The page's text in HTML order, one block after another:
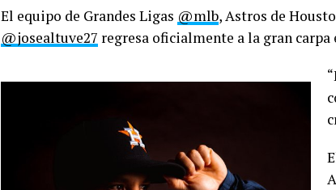
El equipo de Grandes Ligas @mlb, Astros de
@josealtuve27 regresa oficialmente a la gran carpa